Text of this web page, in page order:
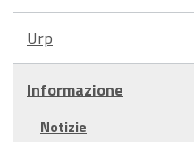
Urp
Informazione
Notizie